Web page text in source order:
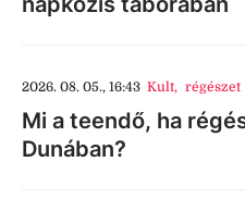
2026. 08. 05., 16:43 Kult, régészet
Mi a teendő, ha
Dunában?